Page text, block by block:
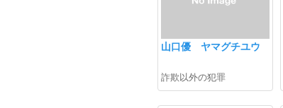
山口優 ヤマグチユウ
詐欺以外の犯罪